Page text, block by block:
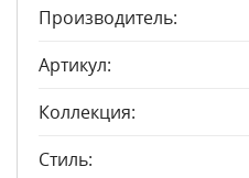
Производитель:
Артикул:
Коллекция:
Стиль: